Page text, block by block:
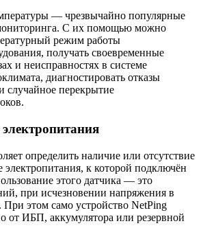
— чрезвычайно популярные
С их помощью можно
режим работы
получать своевременные
и неисправностях в системе
диагностировать отказы
случайное перекрытие
определить наличие или отсутствие
электропитания, к которой подключён
этого датчика — это
при исчезновении напряжения в
При этом само устройство NetPing
от ИБП, аккумулятора или резервной